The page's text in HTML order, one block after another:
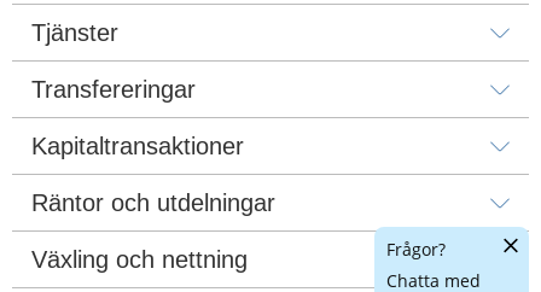
Tjänster
Transfereringar
Kapitaltransaktioner
Räntor och utdelningar
Växling och nettning
Frågor?
Chatta med
Dölj